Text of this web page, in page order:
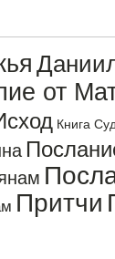
от
Книга
Притчи